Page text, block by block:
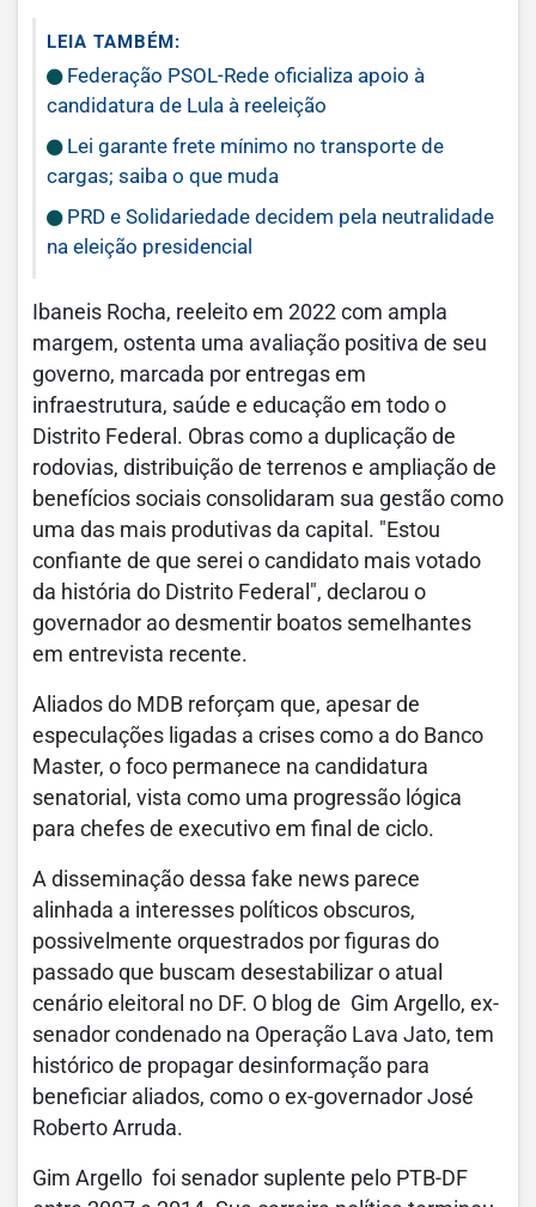
LEIA TAMBÉM:
Federação PSOL-Rede oficializa apoio à
candidatura de Lula à reeleição
Lei garante frete mínimo no transporte de
cargas; saiba o que muda
PRD e Solidariedade decidem pela neutralidade
na eleição presidencial
Ibaneis Rocha, reeleito em 2022 com ampla
margem, ostenta uma avaliação positiva de seu
governo, marcada por entregas em
infraestrutura, saúde e educação em todo o
Distrito Federal. Obras como a duplicação de
rodovias, distribuição de terrenos e ampliação de
benefícios sociais consolidaram sua gestão como
uma das mais produtivas da capital. "Estou
confiante de que serei o candidato mais votado
da história do Distrito Federal", declarou o
governador ao desmentir boatos semelhantes
em entrevista recente.
Aliados do MDB reforçam que, apesar de
especulações ligadas a crises como a do Banco
Master, o foco permanece na candidatura
senatorial, vista como uma progressão lógica
para chefes de executivo em final de ciclo.
A disseminação dessa fake news parece
alinhada a interesses políticos obscuros,
possivelmente orquestrados por figuras do
passado que buscam desestabilizar o atual
cenário eleitoral no DF. O blog de Gim Argello, ex-
senador condenado na Operação Lava Jato, tem
histórico de propagar desinformação para
beneficiar aliados, como o ex-governador José
Roberto Arruda.
Gim Argello foi senador suplente pelo PTB-DF